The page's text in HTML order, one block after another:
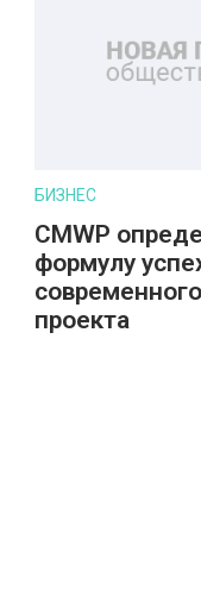
БИЗНЕС
CMWP
формулу
проекта